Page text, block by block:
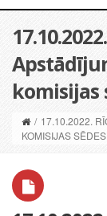
komisijas
/ 17.10.2022.
KOMISIJAS